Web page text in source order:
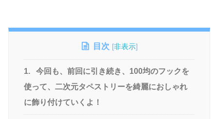
目次 [非表示]
1.
今回も、前回に引き続き、100均のフックを
使って、二次元タペストリーを綺麗におしゃれ
に飾り付けていくよ！